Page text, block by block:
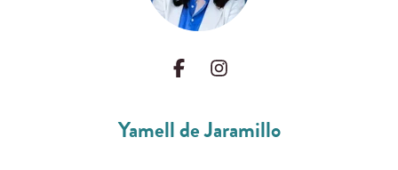
Yamell de Jaramillo